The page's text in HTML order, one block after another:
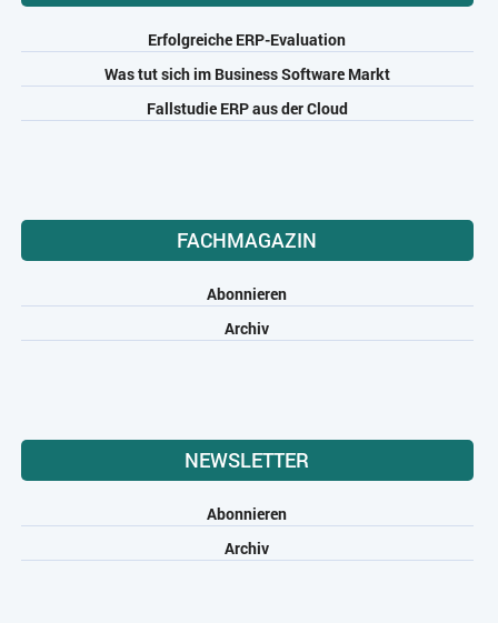
Erfolgreiche ERP-Evaluation
Was tut sich im Business Software Markt
Fallstudie ERP aus der Cloud
FACHMAGAZIN
Abonnieren
Archiv
NEWSLETTER
Abonnieren
Archiv